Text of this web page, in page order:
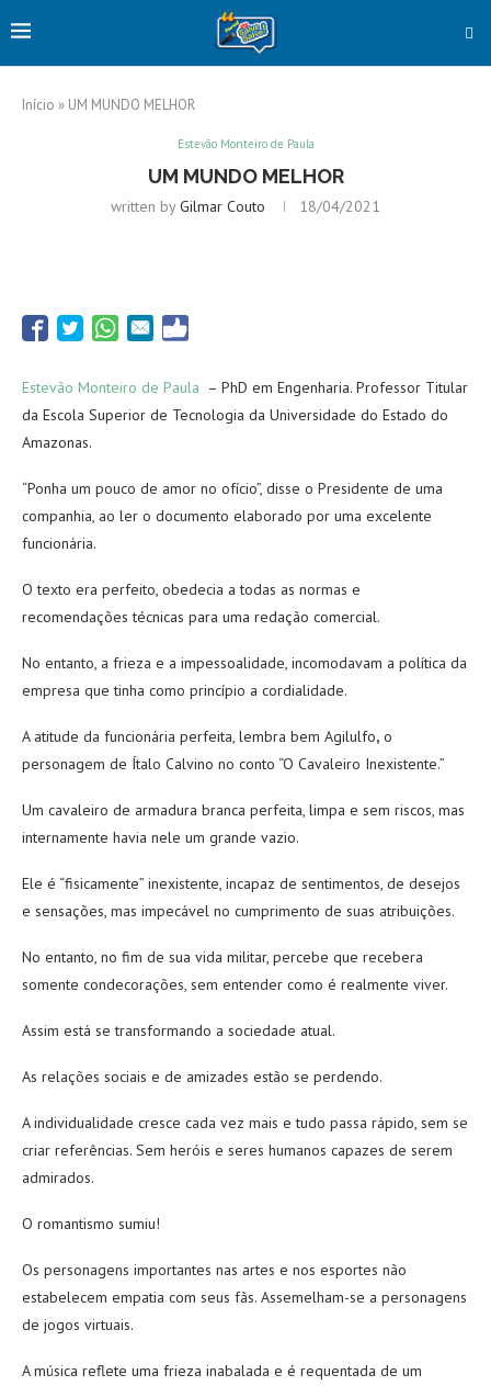
Início » UM MUNDO MELHOR
Estevão Monteiro de Paula
UM MUNDO MELHOR
written byGilmar Couto 18/04/2021
Estevão Monteiro de Paula – PhD em Engenharia. Professor Titular
da Escola Superior de Tecnologia da Universidade do Estado do
Amazonas.
“Ponha um pouco de amor no ofício”, disse o Presidente de uma
companhia, ao ler o documento elaborado por uma excelente
funcionária.
O texto era perfeito, obedecia a todas as normas e
recomendações técnicas para uma redação comercial.
No entanto, a frieza e a impessoalidade, incomodavam a política da
empresa que tinha como princípio a cordialidade.
A atitude da funcionária perfeita, lembra bem Agilulfo, o
personagem de Ítalo Calvino no conto “O Cavaleiro Inexistente.”
Um cavaleiro de armadura branca perfeita, limpa e sem riscos, mas
internamente havia nele um grande vazio.
Ele é “fisicamente” inexistente, incapaz de sentimentos, de desejos
e sensações, mas impecável no cumprimento de suas atribuições.
No entanto, no fim de sua vida militar, percebe que recebera
somente condecorações, sem entender como é realmente viver.
Assim está se transformando a sociedade atual.
As relações sociais e de amizades estão se perdendo.
A individualidade cresce cada vez mais e tudo passa rápido, sem se
criar referências. Sem heróis e seres humanos capazes de serem
admirados.
O romantismo sumiu!
Os personagens importantes nas artes e nos esportes não
estabelecem empatia com seus fãs. Assemelham-se a personagens
de jogos virtuais.
A música reflete uma frieza inabalada e é requentada de um